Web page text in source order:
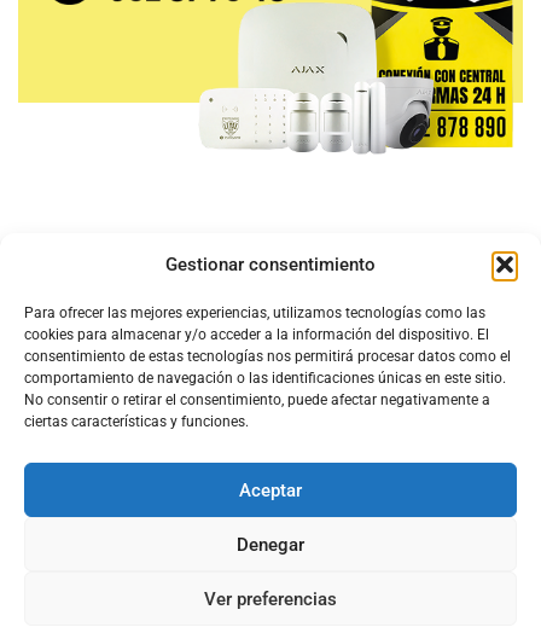
Gestionar consentimiento
Para ofrecer las mejores experiencias, utilizamos tecnologías como las
cookies para almacenar y/o acceder a la información del dispositivo. El
consentimiento de estas tecnologías nos permitirá procesar datos como el
comportamiento de navegación o las identificaciones únicas en este sitio.
No consentir o retirar el consentimiento, puede afectar negativamente a
ciertas características y funciones.
Aceptar
Denegar
Ver preferencias